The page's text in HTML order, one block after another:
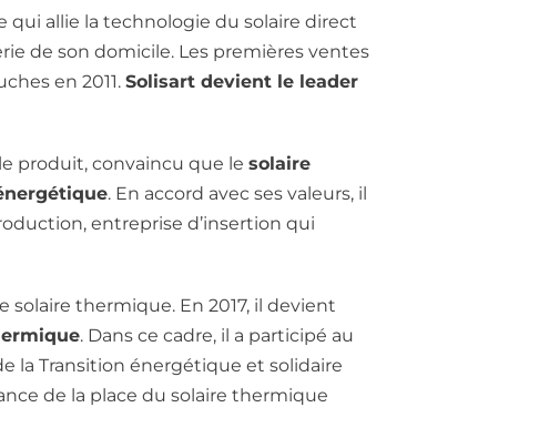
allie la technologie du solaire direct
de son domicile. Les premières ventes
en 2011. Solisart devient le leader
produit, convaincu que le solaire
. En accord avec ses valeurs, il
entreprise d’insertion qui
solaire thermique. En 2017, il devient
. Dans ce cadre, il a participé au
la Transition énergétique et solidaire
de la place du solaire thermique